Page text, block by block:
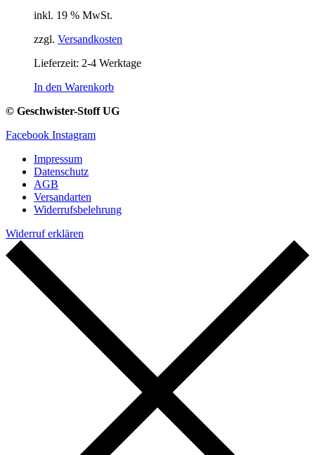
inkl. 19 % MwSt.
zzgl. Versandkosten
Lieferzeit: 2-4 Werktage
In den Warenkorb
© Geschwister-Stoff UG
Facebook Instagram
Impressum
Datenschutz
AGB
Versandarten
Widerrufsbelehrung
Widerruf erklären